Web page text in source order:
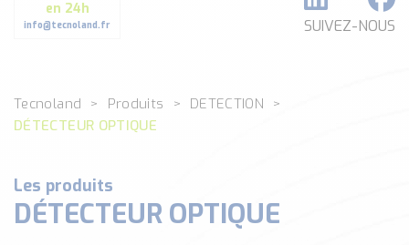
en 24h
info@tecnoland.fr SUIVEZ-NOUS
Architecture I-O Link multi fabricants
Classé par catégorie
DEBIT
ANALYSE PHYSICO-CHIMIQUE
SECURITE MACHINE
ENREGISTREUR + ACQUISITION DE DONNEES
Tecnoland Produits
DETECTION
DÉTECTEUR OPTIQUE
Les produits
DÉTECTEUR OPTIQUE